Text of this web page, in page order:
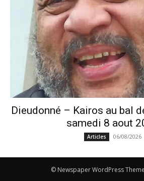
Dieudonné – Kairos au bal
samedi 8 aout
Articles 06/08/2026
© Newspaper WordPress